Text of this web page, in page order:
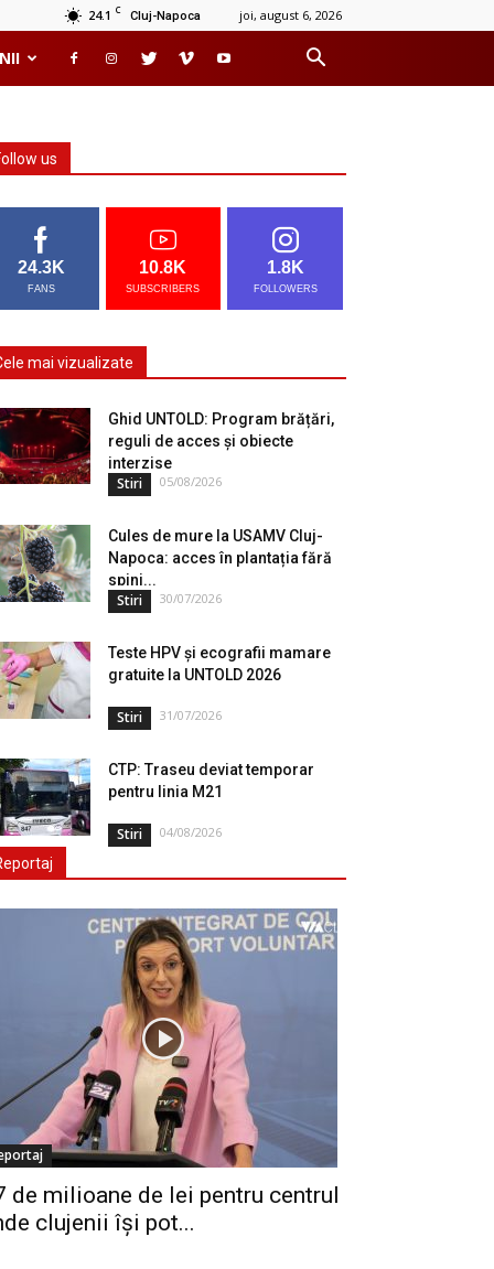
24.1 C Cluj-Napoca joi, august 6, 2026
us
24.3K
FANS
10.8K
SUBSCRIBERS
1.8K
FOLLOWERS
mai vizualizate
Ghid UNTOLD: Program brățări,
reguli de acces și obiecte
interzise
Stiri 05/08/2026
Cules de mure la USAMV Cluj-
Napoca: acces în plantația fără
spini...
Stiri 30/07/2026
Teste HPV și ecografii mamare
gratuite la UNTOLD 2026
Stiri 31/07/2026
CTP: Traseu deviat temporar
pentru linia M21
Stiri 04/08/2026
de milioane de lei pentru centrul
clujenii își pot...